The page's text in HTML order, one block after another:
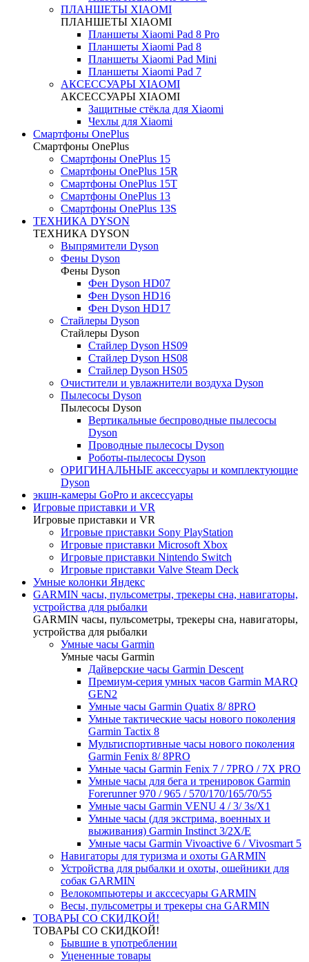
ПЛАНШЕТЫ XIAOMI
ПЛАНШЕТЫ XIAOMI
Планшеты Xiaomi Pad 8 Pro
Планшеты Xiaomi Pad 8
Планшеты Xiaomi Pad Mini
Планшеты Xiaomi Pad 7
АКСЕССУАРЫ XIAOMI
АКСЕССУАРЫ XIAOMI
Защитные стёкла для Xiaomi
Чехлы для Xiaomi
Смартфоны OnePlus
Смартфоны OnePlus
Смартфоны OnePlus 15
Смартфоны OnePlus 15R
Смартфоны OnePlus 15T
Смартфоны OnePlus 13
Смартфоны OnePlus 13S
ТЕХНИКА DYSON
ТЕХНИКА DYSON
Выпрямители Dyson
Фены Dyson
Фены Dyson
Фен Dyson HD07
Фен Dyson HD16
Фен Dyson HD17
Стайлеры Dyson
Стайлеры Dyson
Стайлер Dyson HS09
Стайлер Dyson HS08
Стайлер Dyson HS05
Очистители и увлажнители воздуха Dyson
Пылесосы Dyson
Пылесосы Dyson
Вертикальные беспроводные пылесосы
Dyson
Проводные пылесосы Dyson
Роботы-пылесосы Dyson
ОРИГИНАЛЬНЫЕ аксессуары и комплектующие
Dyson
экшн-камеры GoPro и аксессуары
Игровые приставки и VR
Игровые приставки и VR
Игровые приставки Sony PlayStation
Игровые приставки Microsoft Xbox
Игровые приставки Nintendo Switch
Игровые приставки Valve Steam Deck
Умные колонки Яндекс
GARMIN часы, пульсометры, трекеры сна, навигаторы,
устройства для рыбалки
GARMIN часы, пульсометры, трекеры сна, навигаторы,
устройства для рыбалки
Умные часы Garmin
Умные часы Garmin
Дайверские часы Garmin Descent
Премиум-серия умных часов Garmin MARQ
GEN2
Умные часы Garmin Quatix 8/ 8PRO
Умные тактические часы нового поколения
Garmin Tactix 8
Мультиспортивные часы нового поколения
Garmin Fenix 8/ 8PRO
Умные часы Garmin Fenix 7 / 7PRO / 7X PRO
Умные часы для бега и тренировок Garmin
Forerunner 970 / 965 / 570/170/165/70/55
Умные часы Garmin VENU 4 / 3/ 3s/X1
Умные часы (для экстрима, военных и
выживания) Garmin Instinct 3/2X/E
Умные часы Garmin Vivoactive 6 / Vivosmart 5
Навигаторы для туризма и охоты GARMIN
Устройства для рыбалки и охоты, ошейники для
собак GARMIN
Велокомпьютеры и акссесуары GARMIN
Весы, пульсометры и трекеры сна GARMIN
ТОВАРЫ СО СКИДКОЙ!
ТОВАРЫ СО СКИДКОЙ!
Бывшие в употреблении
Уцененные товары